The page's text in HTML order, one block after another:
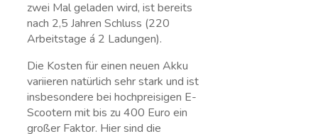
zwei Mal geladen wird, ist bereits
nach 2,5 Jahren Schluss (220
Arbeitstage á 2 Ladungen).
Die Kosten für einen neuen Akku
variieren natürlich sehr stark und ist
insbesondere bei hochpreisigen E-
Scootern mit bis zu 400 Euro ein
großer Faktor. Hier sind die